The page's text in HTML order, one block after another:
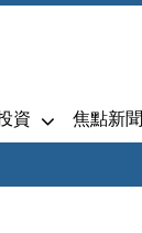
資 焦點新聞